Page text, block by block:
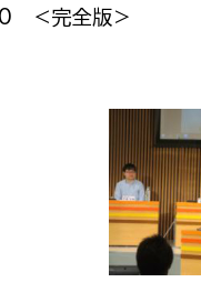
＜完全版＞